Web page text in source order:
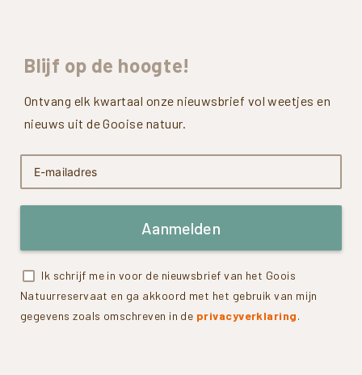
Blijf op de hoogte!
Ontvang elk kwartaal onze nieuwsbrief vol weetjes en
nieuws uit de Gooise natuur.
Aanmelden
Ik schrijf me in voor de nieuwsbrief van het Goois
Natuurreservaat en ga akkoord met het gebruik van mijn
gegevens zoals omschreven in de privacyverklaring.